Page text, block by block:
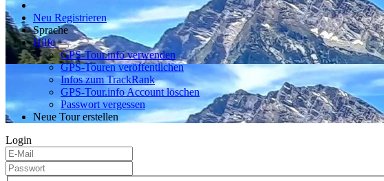
Neu Registrieren
Sprache
Hilfe
GPS-Tour.info verwenden
GPS-Touren veröffentlichen
Infos zum TrackRank
GPS-Tour.info Account löschen
Passwort vergessen
Neue Tour erstellen
Login